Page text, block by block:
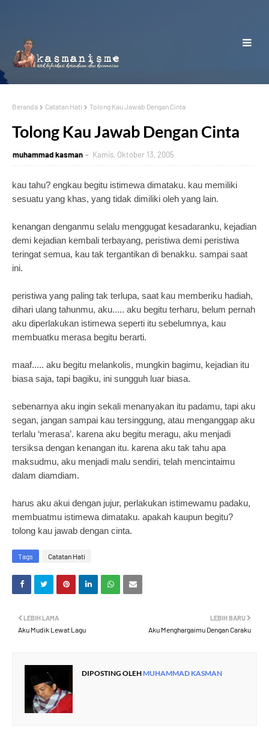
Beranda Catatan Hati Tolong Kau Jawab Dengan Cinta
Tolong Kau Jawab Dengan Cinta
muhammad kasman Kamis, Oktober 13, 2005
kau tahu? engkau begitu istimewa dimataku. kau memiliki
sesuatu yang khas, yang tidak dimiliki oleh yang lain.
kenangan denganmu selalu menggugat kesadaranku, kejadian
demi kejadian kembali terbayang, peristiwa demi peristiwa
teringat semua, kau tak tergantikan di benakku. sampai saat
ini.
peristiwa yang paling tak terlupa, saat kau memberiku hadiah,
dihari ulang tahunmu, aku..... aku begitu terharu, belum pernah
aku diperlakukan istimewa seperti itu sebelumnya, kau
membuatku merasa begitu berarti.
maaf..... aku begitu melankolis, mungkin bagimu, kejadian itu
biasa saja, tapi bagiku, ini sungguh luar biasa.
sebenarnya aku ingin sekali menanyakan itu padamu, tapi aku
segan, jangan sampai kau tersinggung, atau menganggap aku
terlalu ‘merasa’. karena aku begitu meragu, aku menjadi
tersiksa dengan kenangan itu. karena aku tak tahu apa
maksudmu, aku menjadi malu sendiri, telah mencintaimu
dalam diamdiam.
harus aku akui dengan jujur, perlakukan istimewamu padaku,
membuatmu istimewa dimataku. apakah kaupun begitu?
tolong kau jawab dengan cinta.
Tags Catatan Hati
LEBIH BARU
Aku Menghargaimu Dengan Caraku
LEBIH LAMA
Aku Mudik Lewat Lagu
DIPOSTING OLEH MUHAMMAD KASMAN